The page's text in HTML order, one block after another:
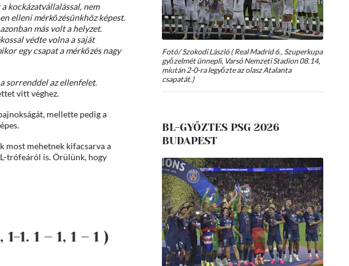
kockázatvállalással, nem
elleni mérkőzésünkhöz képest.
más volt a helyzet.
védte volna a saját
egy csapat a mérkőzés nagy
sorrenddel az ellenfelet.
vitt véghez.
mellette pedig a
most mehetnek kifacsarva a
trófeáról is. Örülünk, hogy
1. 1 – 1, 1 – 1 )
Fotó/ Szokodi László ( Real Madrid 6., Szuperkupa
győzelmét ünnepli, Varsó Nemzeti Stadion 08.14,
miután 2-0-ra legyőzte az olasz Atalanta
csapatát.)
BL-GYŐZTES PSG 2026
BUDAPEST